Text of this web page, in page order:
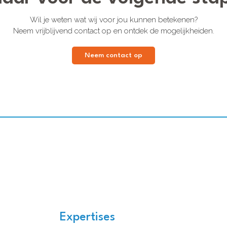
Wil je weten wat wij voor jou kunnen betekenen?
Neem vrijblijvend contact op en ontdek de mogelijkheiden.
Neem contact op
Expertises